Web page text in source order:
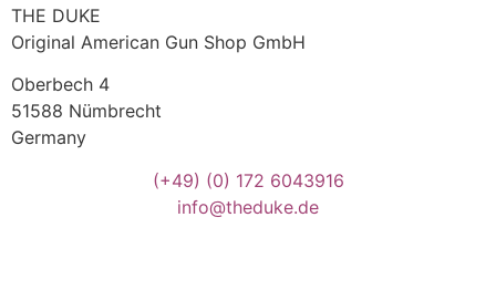
THE DUKE
Original American Gun Shop GmbH
Oberbech 4
51588 Nümbrecht
Germany
(+49) (0) 172 6043916
info@theduke.de